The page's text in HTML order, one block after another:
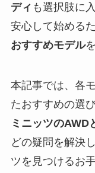
ディ も選択肢に
安心して始める
おすすめモデル
本記事では、各
たおすすめの選
ミニッツのAWD
どの疑問を解決
ツを見つけるお